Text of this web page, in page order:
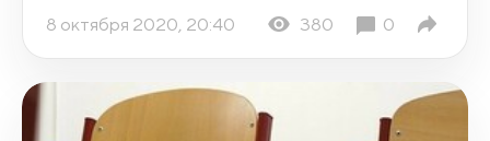
8 октября 2020, 20:40 380 0